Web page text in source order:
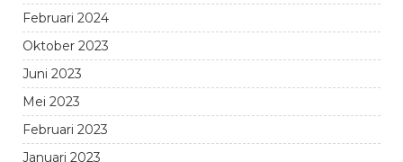
Februari 2024
Oktober 2023
Juni 2023
Mei 2023
Februari 2023
Januari 2023